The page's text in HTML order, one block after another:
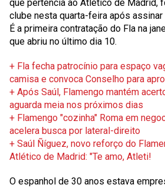
que pertencia ao Atlético de Madrid,
clube nesta quarta-feira após
É a primeira contratação do Fla na
que abriu no último dia 10.
+ Fla fecha patrocínio para espaço
camisa e convoca Conselho para
+ Após Saúl, Flamengo mantém
aguarda meia nos próximos dias
+ Flamengo "cozinha" Roma em
acelera busca por lateral-direito
+ Saúl Ñíguez, novo reforço do
Atlético de Madrid: "Te amo, Atleti!
O espanhol de 30 anos estava